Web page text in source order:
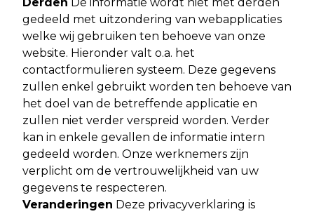
Derden De informatie wordt niet met derden
gedeeld met uitzondering van webapplicaties
welke wij gebruiken ten behoeve van onze
website. Hieronder valt o.a. het
contactformulieren systeem. Deze gegevens
zullen enkel gebruikt worden ten behoeve van
het doel van de betreffende applicatie en
zullen niet verder verspreid worden. Verder
kan in enkele gevallen de informatie intern
gedeeld worden. Onze werknemers zijn
verplicht om de vertrouwelijkheid van uw
gegevens te respecteren.
Veranderingen Deze privacyverklaring is